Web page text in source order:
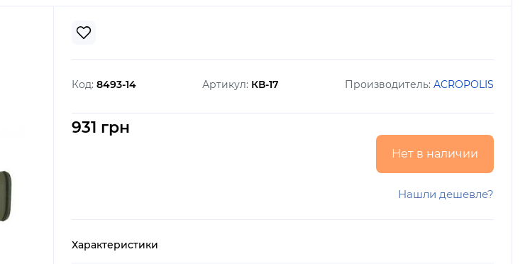
Код: 8493-14 Артикул: КВ-17 Производитель: ACROPOLIS
931 грн
Нет в наличии
Нашли дешевле?
Характеристики